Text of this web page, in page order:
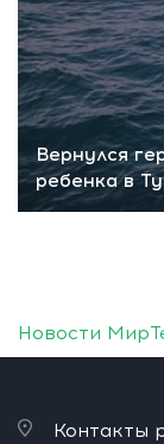
Вернулся
ребенка в
Новости
Контакты